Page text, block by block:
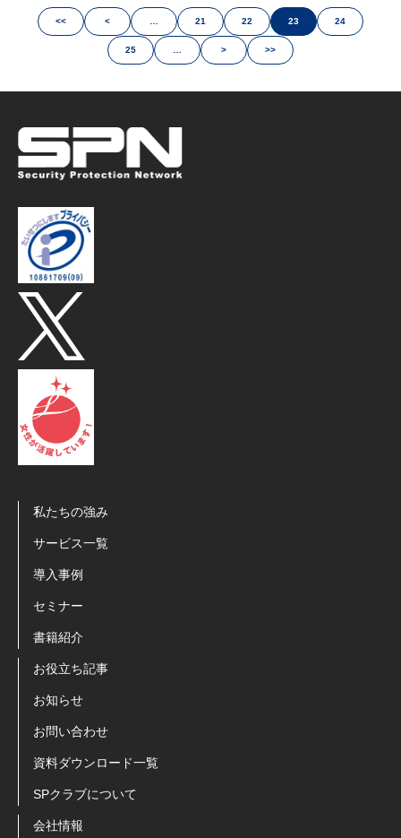
<< < 21 22 23 24
25 > >>
私たちの強み
サービス一覧
導入事例
セミナー
書籍紹介
お役立ち記事
お知らせ
お問い合わせ
資料ダウンロード一覧
SPクラブについて
会社情報